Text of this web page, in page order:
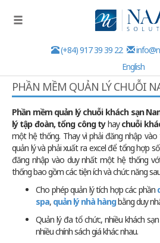
(+84) 917 39 39 22
English
PHẦN MỀM QUẢN LÝ CHUỖI
Phần mềm quản lý chuỗi khách sạn
lý tập đoàn, tổng công tyhaychuỗi
một hệ thống. Thay vì phải đăng nhập
quản lý và phải xuất ra excel để tổng hợp
đăng nhập vào duy nhất một hệ thống
thống bao gồm các tiện ích và chức năng
Cho phép quản lý tích hợp các phần
spa, quản lý nhà hàngbằng duy
Quản lý đa tổ chức, nhiều khách
nhiều chính sách giá khác nhau.